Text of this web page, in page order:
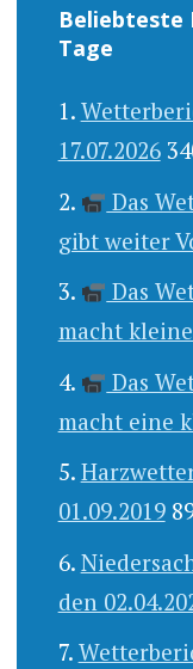
Beliebteste
Tage
17.07.2026
Das
gibt weiter
Das
macht
Das
macht eine
01.09.2019
den